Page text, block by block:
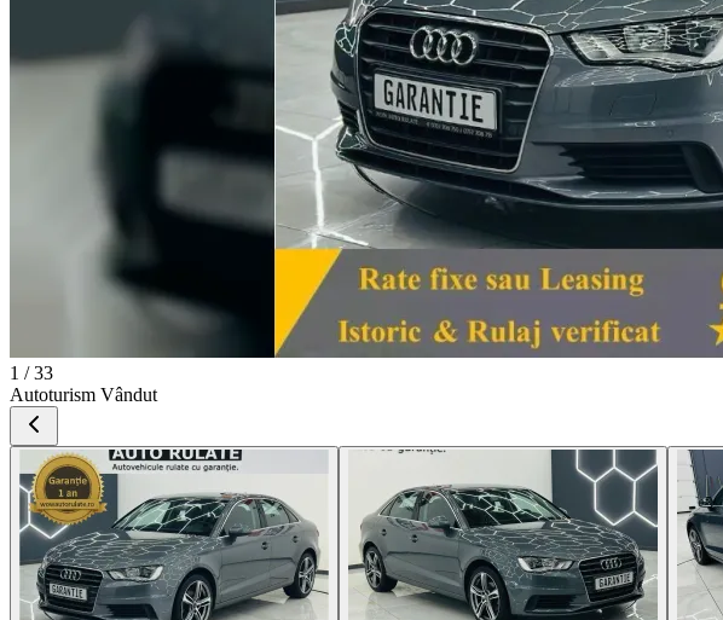
1 / 33
Autoturism Vândut